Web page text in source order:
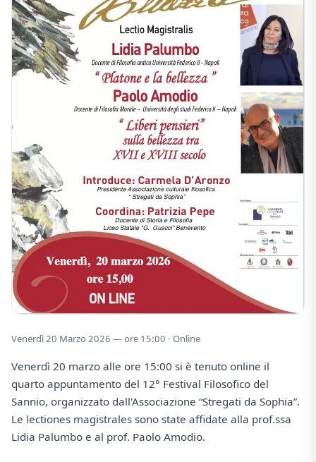
Venerdì 20 Marzo 2026 — ore 15:00 · Online
Venerdì 20 marzo alle ore 15:00 si è tenuto online il
quarto appuntamento del 12° Festival Filosofico del
Sannio, organizzato dall'Associazione “Stregati da Sophia”.
Le lectiones magistrales sono state affidate alla prof.ssa
Lidia Palumbo e al prof. Paolo Amodio.